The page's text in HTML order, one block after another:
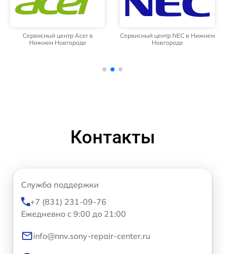
Сервисный центр Acer в
Нижнем Новгороде
Сервисный центр NEC в Нижнем
Новгороде
Контакты
Служба поддержки
+7 (831) 231-09-76
Ежедневно с 9:00 до 21:00
info@nnv.sony-repair-center.ru